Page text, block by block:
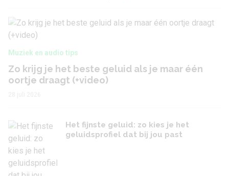
Muziek en audio tips
Zo krijg je het beste geluid als je maar één
oortje draagt (+video)
Het fijnste geluid: zo kies je het
geluidsprofiel dat bij jou past